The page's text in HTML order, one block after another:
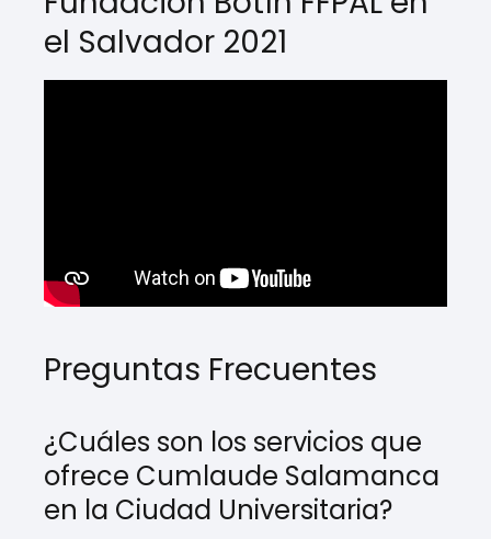
el Salvador 2021
Preguntas Frecuentes
¿Cuáles son los servicios que
ofrece Cumlaude Salamanca
en la Ciudad Universitaria?